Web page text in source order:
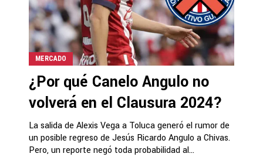
MERCADO
¿Por qué Canelo Angulo no
volverá en el Clausura 2024?
La salida de Alexis Vega a Toluca generó el rumor de
un posible regreso de Jesús Ricardo Angulo a Chivas.
Pero, un reporte negó toda probabilidad al...